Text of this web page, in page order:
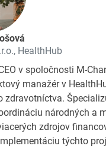
HealthHub
v spoločnosti M-
manažér v
zdravotníctva.
národných a
zdrojov
týchto